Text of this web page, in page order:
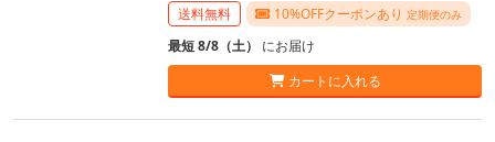
送料無料 10%OFFクーポンあり 定期便のみ
最短 8/8（土） にお届け
カートに入れる